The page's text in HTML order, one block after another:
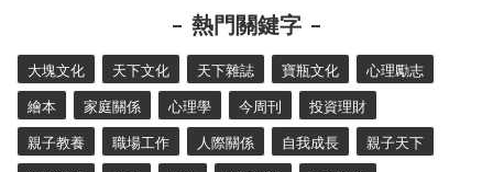
熱門關鍵字
大塊文化 天下文化 天下雜誌 寶瓶文化 心理勵志
繪本 家庭關係 心理學 今周刊 投資理財
親子教養 職場工作 人際關係 自我成長 親子天下